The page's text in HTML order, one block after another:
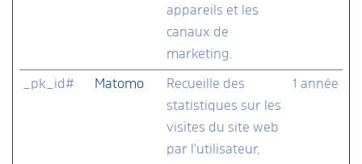
appareils et les
canaux de
marketing.
_pk_id# Matomo
Recueille des
statistiques sur les
visites du site web
par l'utilisateur,
1 année